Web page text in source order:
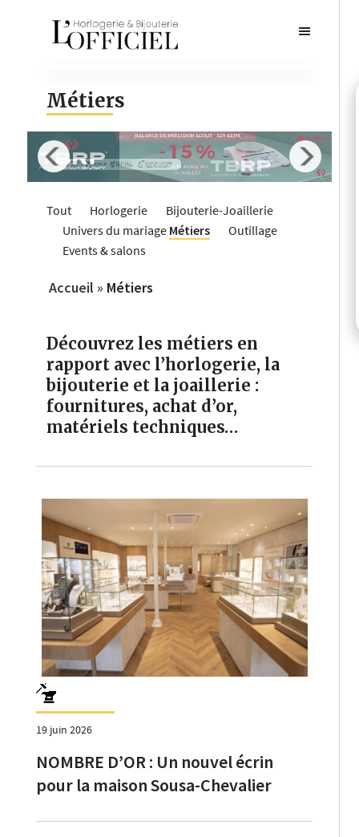
Métiers
Tout Horlogerie
Bijouterie-Joaillerie
Univers du mariage Métiers
Outillage
Events & salons
Accueil » Métiers
Découvrez les métiers en
rapport avec l’horlogerie, la
bijouterie et la joaillerie :
fournitures, achat d’or,
matériels techniques…
19 juin 2026
NOMBRE D’OR : Un nouvel écrin
pour la maison Sousa-Chevalier